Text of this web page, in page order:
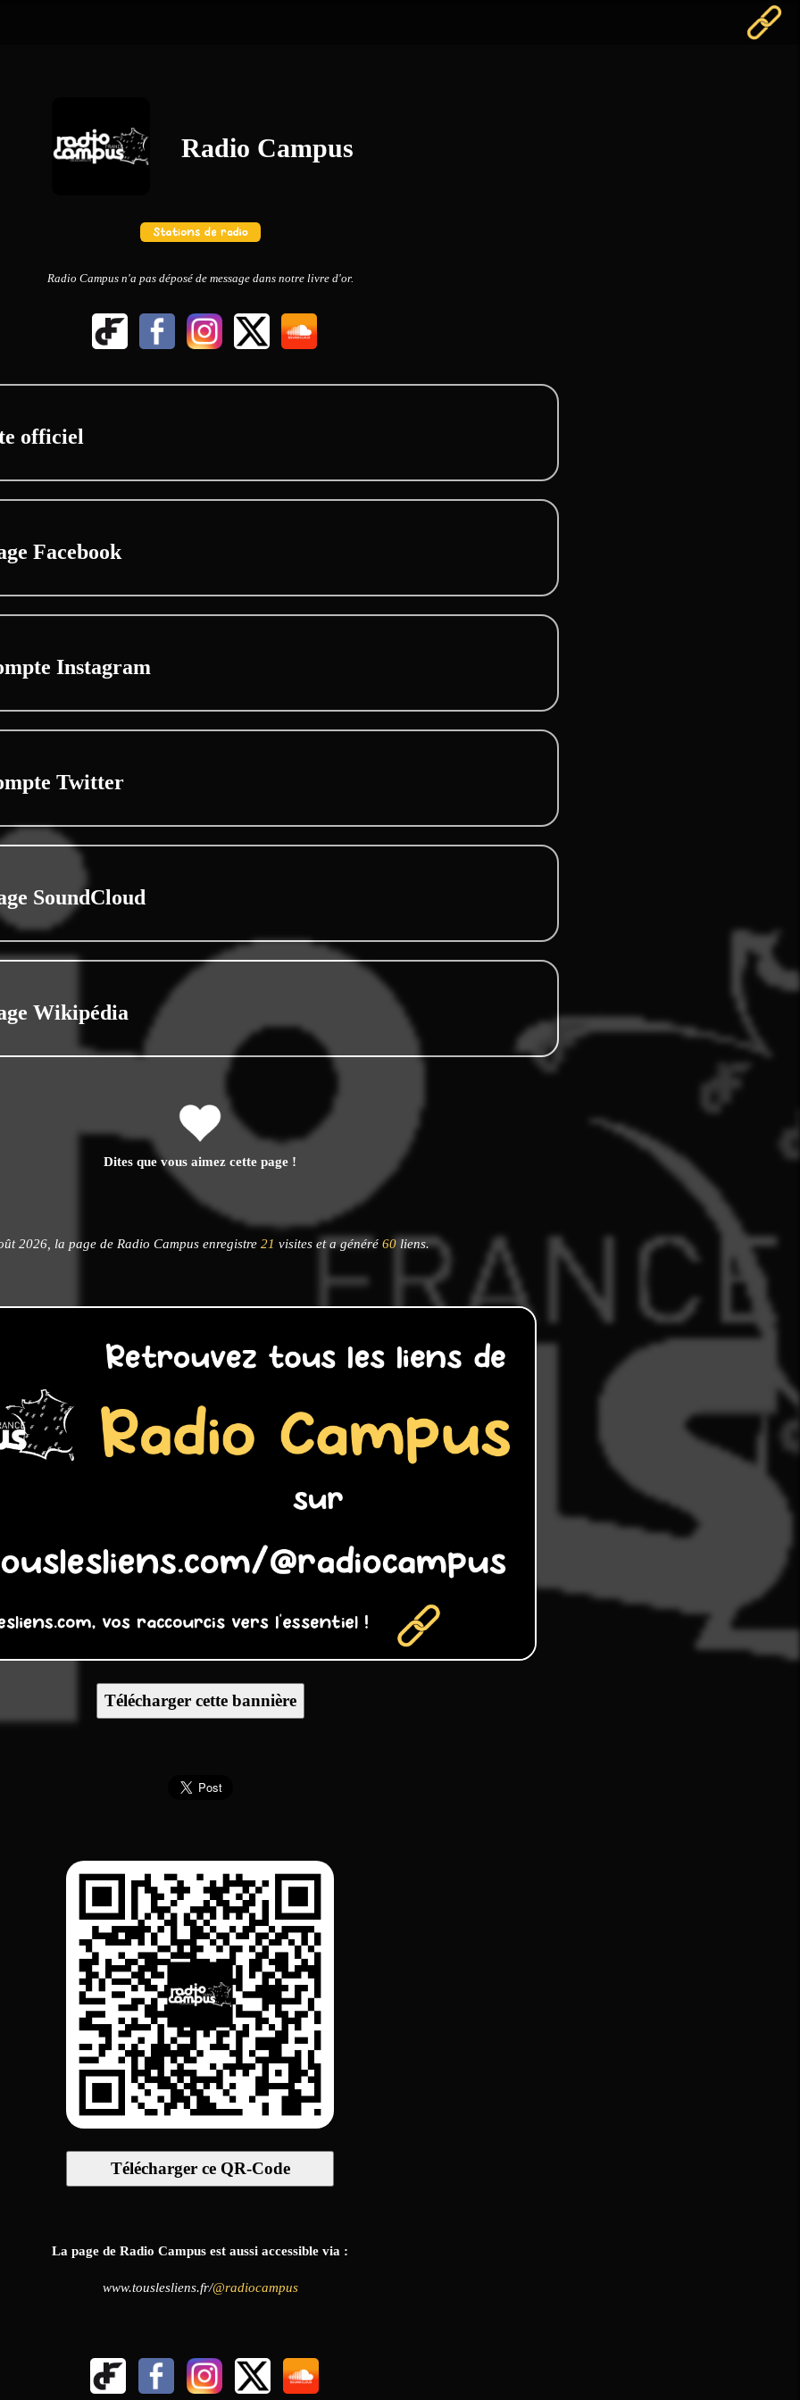
Radio Campus
Radio Campus n'a pas déposé de message dans notre livre d'or.
officiel
Facebook
Instagram
Twitter
SoundCloud
Wikipédia
Dites que vous aimez cette page !
2026, la page de Radio Campus enregistre 21 visites et a généré 60liens.
Télécharger cette bannière
Télécharger ce QR-Code
La page de Radio Campus est aussi accessible via :
www.touslesliens.fr/@radiocampus